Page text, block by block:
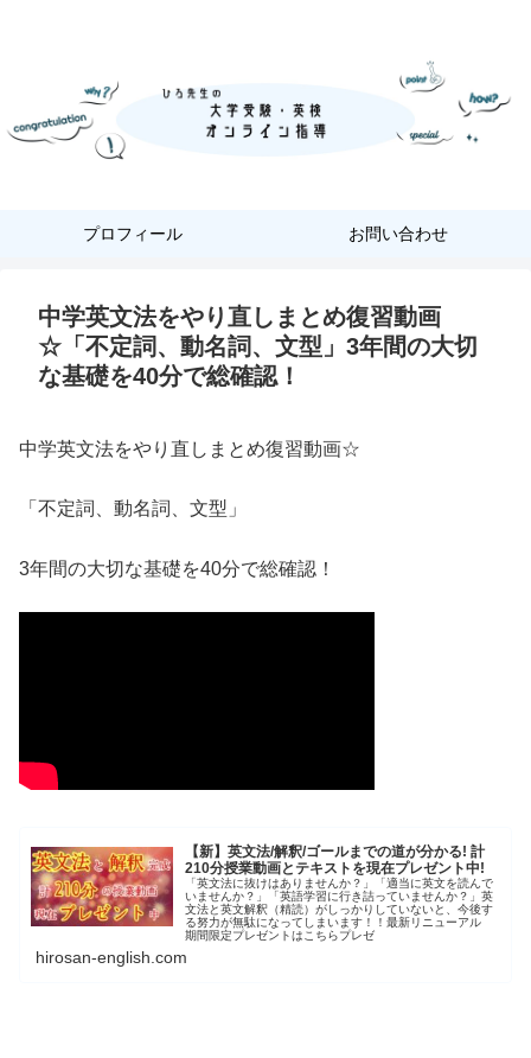
プロフィール お問い合わせ
中学英文法をやり直しまとめ復習動画
☆「不定詞、動名詞、文型」3年間の大切
な基礎を40分で総確認！
中学英文法をやり直しまとめ復習動画☆
「不定詞、動名詞、文型」
3年間の大切な基礎を40分で総確認！
【新】英文法/解釈/ゴールまでの道が分かる! 計
210分授業動画とテキストを現在プレゼント中!
「英文法に抜けはありませんか？」「適当に英文を読んで
いませんか？」「英語学習に行き詰っていませんか？」英
文法と英文解釈（精読）がしっかりしていないと、今後す
る努力が無駄になってしまいます！！最新リニューアル
期間限定プレゼントはこちらプレゼ
hirosan-english.com